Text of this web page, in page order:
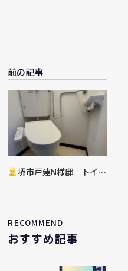
前の記事
堺市戸建N様邸 トイレ
RECOMMEND
おすすめ記事